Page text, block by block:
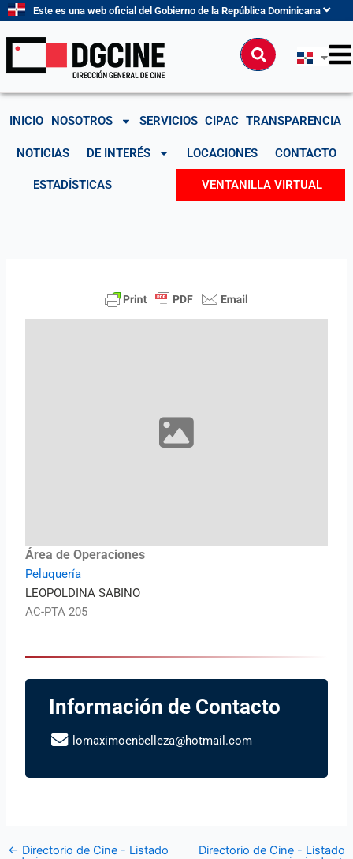
contenido
Este es una web oficial del Gobierno de la República Dominicana
Buscar
INICIO NOSOTROS SERVICIOS CIPAC TRANSPARENCIA
NOTICIAS DE INTERÉS LOCACIONES CONTACTO
ESTADÍSTICAS VENTANILLA VIRTUAL
Área de Operaciones
Peluquería
LEOPOLDINA SABINO
AC-PTA 205
Información de Contacto
lomaximoenbelleza@hotmail.com
← Directorio de Cine - Listado Directorio de Cine - Listado